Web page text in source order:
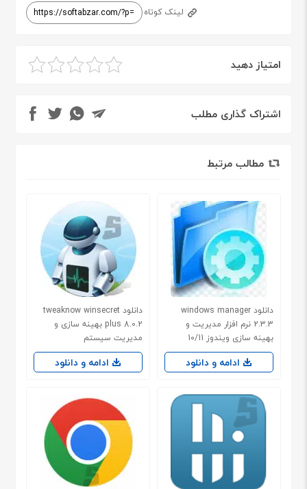
لینک کوتاه
امتیاز دهید
اشتراک گذاری مطلب
مطالب مرتبط
دانلود windows manager
2.3.3 نرم افزار مدیریت و
بهینه سازی ویندوز 10/11
ادامه و دانلود
دانلود tweaknow winsecret
plus 8.0.2 بهینه سازی و
مدیریت سیستم
ادامه و دانلود